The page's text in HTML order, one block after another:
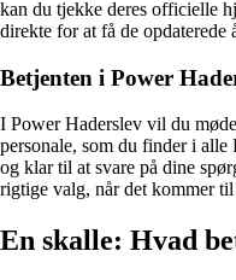
kan du tjekke deres officielle
direkte for at få de opdaterede
Betjenten i Power
I Power Haderslev vil du
personale, som du finder i
og klar til at svare på dine
rigtige valg, når det kommer
En skalle: Hvad